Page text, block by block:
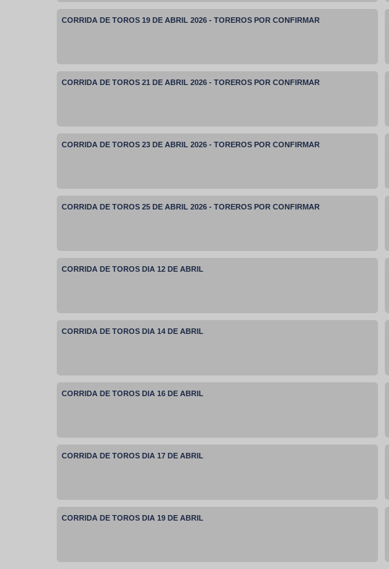
CORRIDA DE TOROS 19 DE ABRIL 2026 - TOREROS POR CONFIRMAR
CORRIDA DE TOROS 21 DE ABRIL 2026 - TOREROS POR CONFIRMAR
CORRIDA DE TOROS 23 DE ABRIL 2026 - TOREROS POR CONFIRMAR
CORRIDA DE TOROS 25 DE ABRIL 2026 - TOREROS POR CONFIRMAR
CORRIDA DE TOROS DIA 12 DE ABRIL
CORRIDA DE TOROS DIA 14 DE ABRIL
CORRIDA DE TOROS DIA 16 DE ABRIL
CORRIDA DE TOROS DIA 17 DE ABRIL
CORRIDA DE TOROS DIA 19 DE ABRIL